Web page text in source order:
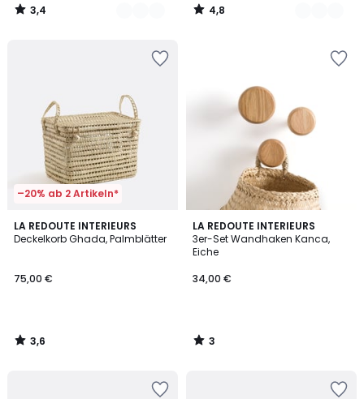
3,4
/
4,8
/
–20% ab 2 Artikeln*
LA REDOUTE INTERIEURS
Deckelkorb Ghada, Palmblätter
75,00 €
3,6
/ 5
3,6
/
LA REDOUTE INTERIEURS
3er-Set Wandhaken Kanca,
Eiche
34,00 €
3
/
5
3
/